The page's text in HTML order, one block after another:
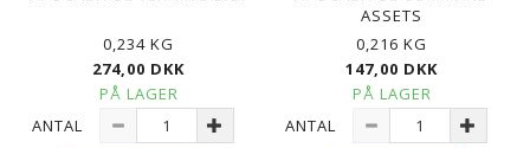
0,234 KG
274,00 DKK
PÅ LAGER
ANTAL
ASSETS
0,216 KG
147,00 DKK
PÅ LAGER
ANTAL